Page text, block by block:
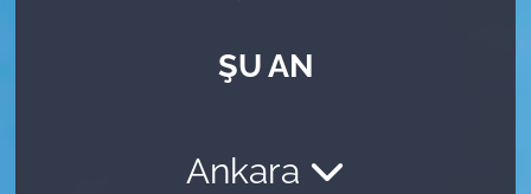
ŞU AN
Ankara